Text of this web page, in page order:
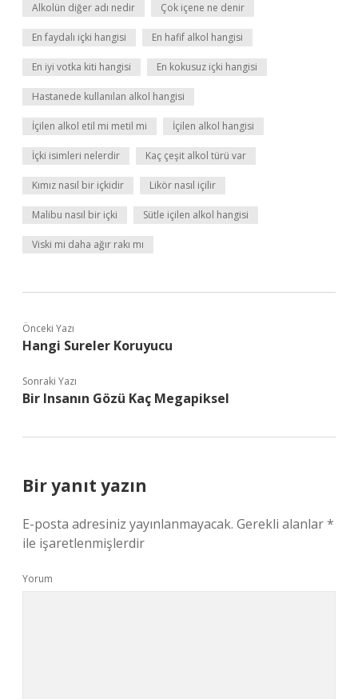
Alkolün diğer adı nedir Çok içene ne denir
En faydalı içki hangisi En hafif alkol hangisi
En iyi votka kiti hangisi En kokusuz içki hangisi
Hastanede kullanılan alkol hangisi
İçilen alkol etil mi metil mi İçilen alkol hangisi
İçki isimleri nelerdir Kaç çeşit alkol türü var
Kımız nasıl bir içkidir Likör nasıl içilir
Malibu nasıl bir içki Sütle içilen alkol hangisi
Viski mi daha ağır rakı mı
Önceki Yazı
Hangi Sureler Koruyucu
Sonraki Yazı
Bir Insanın Gözü Kaç Megapiksel
Bir yanıt yazın
E-posta adresiniz yayınlanmayacak. Gerekli alanlar*
ile işaretlenmişlerdir
Yorum